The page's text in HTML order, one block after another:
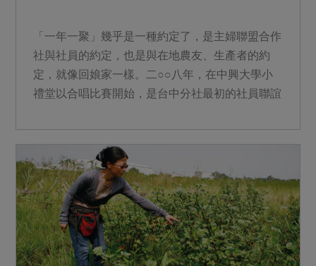
「一年一聚」幾乎是一種約定了，是主婦聯盟合作
社與社員的約定，也是與在地農友、生產者的約
定，就像回娘家一樣。二○○八年，在中興大學小
禮堂以合唱比賽開始，是台中分社最初的社員聯誼